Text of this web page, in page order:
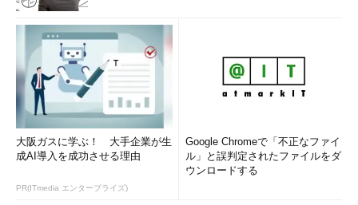
大阪ガスに学ぶ！ 大手企業が生
成AI導入を成功させる理由
PR(ITmedia エンタープライズ)
Google Chromeで「不正なファイ
ル」と誤判定されたファイルをダ
ウンロードする